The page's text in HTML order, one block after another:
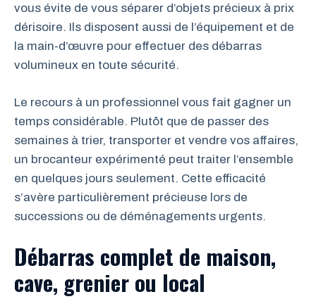
vous évite de vous séparer d’objets précieux à prix
dérisoire. Ils disposent aussi de l’équipement et de
la main-d’œuvre pour effectuer des débarras
volumineux en toute sécurité.
Le recours à un professionnel vous fait gagner un
temps considérable. Plutôt que de passer des
semaines à trier, transporter et vendre vos affaires,
un brocanteur expérimenté peut traiter l’ensemble
en quelques jours seulement. Cette efficacité
s’avère particulièrement précieuse lors de
successions ou de déménagements urgents.
Débarras complet de maison,
cave, grenier ou local